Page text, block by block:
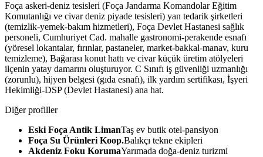
Foça askeri-deniz tesisleri (Foça Jandarma Komandolar Eğitim
Komutanlığı ve civar deniz piyade tesisleri) yan tedarik şirketleri
(temizlik-yemek-bakım hizmetleri), Foça Devlet Hastanesi sağlık
personeli, Cumhuriyet Cad. mahalle gastronomi-perakende esnafı
(yöresel lokantalar, fırınlar, pastaneler, market-bakkal-manav, kuru
temizleme), Bağarası konut hattı ve civar küçük üretim atölyeleri
ilçenin yatay damarını oluşturuyor. C Sınıfı iş güvenliği uzmanlığı
(zorunlu), hijyen belgesi (gıda esnafı), ilk yardım sertifikası, İşyeri
Hekimliği-DSP (Devlet Hastanesi) ana hat.
Diğer profiller
Eski Foça Antik LimanTaş ev butik otel-pansiyon
Foça Su Ürünleri Koop.Balıkçı tekne ekipleri
Akdeniz Foku KorumaYarımada doğa-deniz turizmi